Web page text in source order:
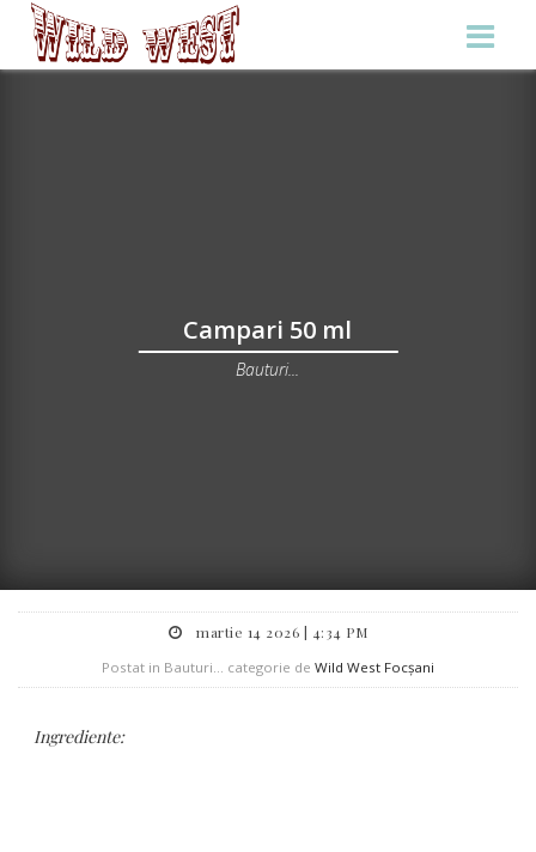
Campari 50 ml
Bauturi...
martie 14 2026 | 4:34 PM
Postat in Bauturi... categorie de Wild West Focșani
Ingrediente: